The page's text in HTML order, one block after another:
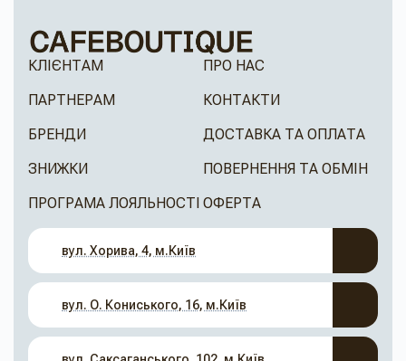
КЛІЄНТАМ
ПАРТНЕРАМ
БРЕНДИ
ЗНИЖКИ
ПРОГРАМА ЛОЯЛЬНОСТІ
ПРО НАС
КОНТАКТИ
ДОСТАВКА ТА ОПЛАТА
ПОВЕРНЕННЯ ТА ОБМІН
ОФЕРТА
вул. Хорива, 4, м.Київ
вул. О. Кониського, 16, м.Київ